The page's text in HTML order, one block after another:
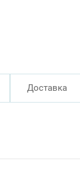
Доставка